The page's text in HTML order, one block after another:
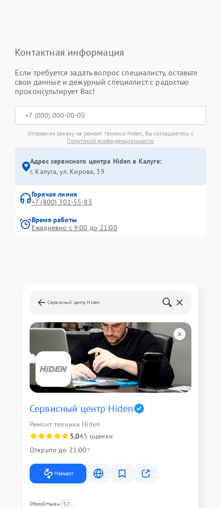
Контактная информация
Если требуется задать вопрос специалисту, оставьте
свои данные и дежурный специалист с радостью
проконсультирует Вас!
Отправляя заявку на ремонт техники Hiden, Вы соглашаетесь с
Политикой конфиденциальности
Адрес сервисного центра Hiden в Калуге:
г. Калуга, ул. Кирова, 39
Горячая линия
+7 (800) 301-55-83
Время работы
Ежедневно с 9:00 до 21:00
Сервисный центр Hiden
Сервисный центр Hiden
Ремонт техники Hiden
5,045 оценки
Открыто до 21:00
Маршрут
ОбзорОтзывы 57